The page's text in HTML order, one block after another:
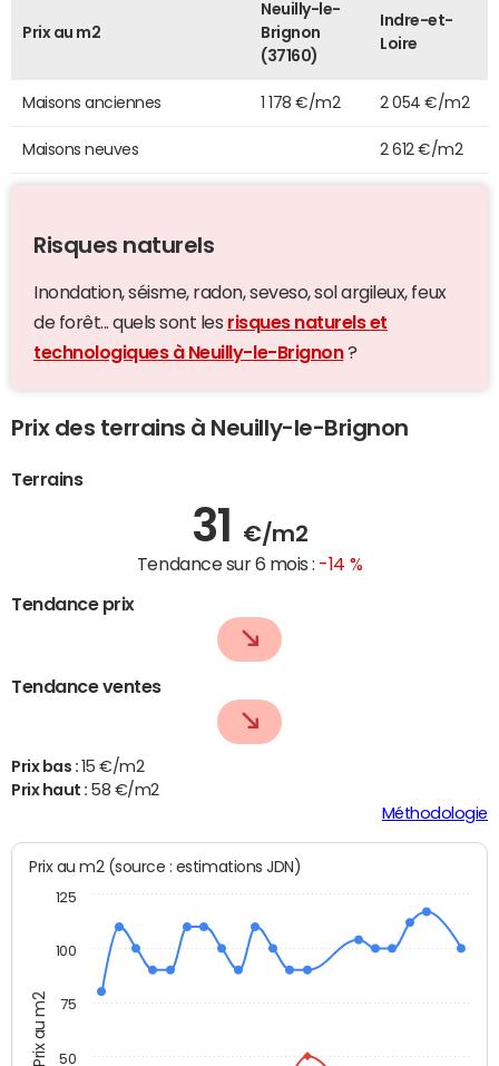
Prix au m2
Neuilly-le-
Brignon
(37160)
Indre-et-
Loire
Maisons anciennes 1 178 €/m2 2 054 €/m2
Maisons neuves 2 612 €/m2
Risques naturels
Inondation, séisme, radon, seveso, sol argileux, feux
de forêt... quels sont les risques naturels et
technologiques à Neuilly-le-Brignon?
Prix des terrains à Neuilly-le-Brignon
Terrains
31 €/m2
Tendance sur 6 mois : -14 %
Tendance prix
Tendance ventes
Prix bas : 15 €/m2
Prix haut : 58 €/m2
Méthodologie
Prix au m2
Prix au m2 (source : estimations JDN)
50
75
100
125